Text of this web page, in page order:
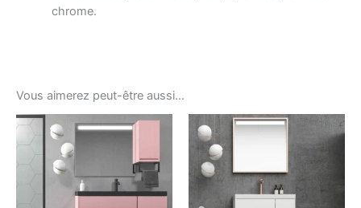
chrome.
Vous aimerez peut-être aussi…
Ce
a
plusieurs
variations.
Ce